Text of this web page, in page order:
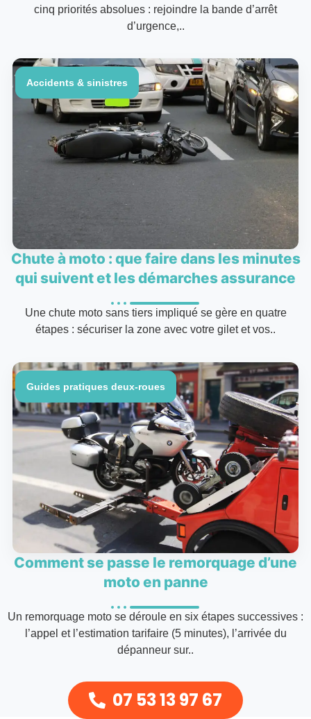
cinq priorités absolues : rejoindre la bande d’arrêt
d’urgence,..
Accidents & sinistres
Chute à moto : que faire dans les minutes
qui suivent et les démarches assurance
Une chute moto sans tiers impliqué se gère en quatre
étapes : sécuriser la zone avec votre gilet et vos..
Guides pratiques deux-roues
Comment se passe le remorquage d’une
moto en panne
Un remorquage moto se déroule en six étapes successives :
l’appel et l’estimation tarifaire (5 minutes), l’arrivée du
dépanneur sur..
07 53 13 97 67